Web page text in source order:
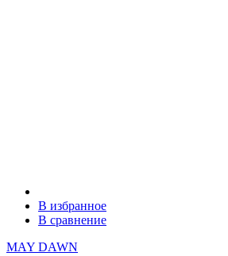
В избранное
В сравнение
MAY DAWN